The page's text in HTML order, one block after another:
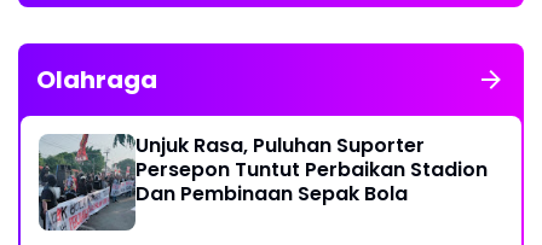
Olahraga
Unjuk Rasa, Puluhan Suporter
Persepon Tuntut Perbaikan Stadion
Dan Pembinaan Sepak Bola